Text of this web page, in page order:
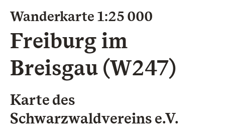
Wanderkarte 1:25 000
Freiburg im
Breisgau (W247)
Karte des
Schwarzwaldvereins e.V.